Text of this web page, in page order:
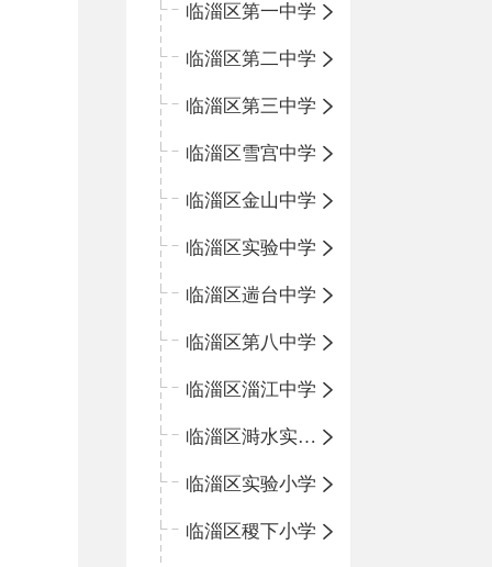
临淄区第一中学
临淄区第二中学
临淄区第三中学
临淄区雪宫中学
临淄区金山中学
临淄区实验中学
临淄区遄台中学
临淄区第八中学
临淄区淄江中学
临淄区溡水实验学校
临淄区实验小学
临淄区稷下小学